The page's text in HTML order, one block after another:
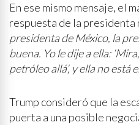
En ese mismo mensaje, el
respuesta de la presidenta
presidenta de México, la
buena. Yo le dije a ella:
petróleo allá’, y ella no está
Trump consideró que la
puerta a una posible